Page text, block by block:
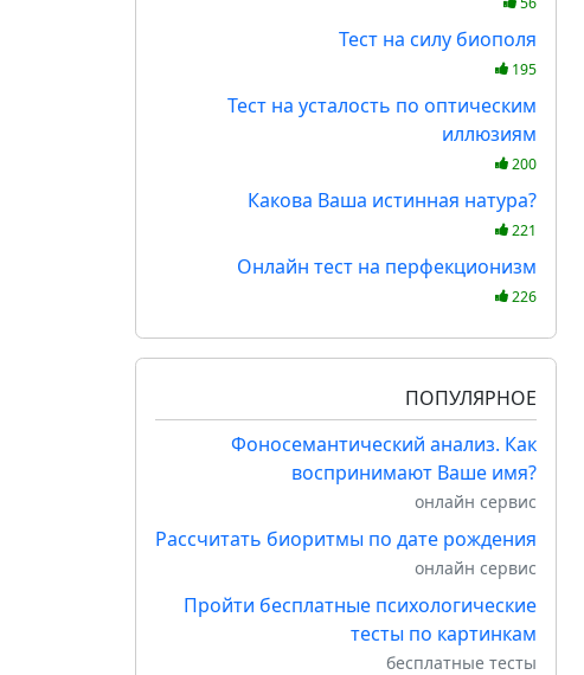
Тест на силу биополя
195
Тест на усталость по оптическим
иллюзиям
200
Какова Ваша истинная натура?
221
Онлайн тест на перфекционизм
226
ПОПУЛЯРНОЕ
Фоносемантический анализ. Как
воспринимают Ваше имя?
онлайн сервис
Рассчитать биоритмы по дате рождения
онлайн сервис
Пройти бесплатные психологические
тесты по картинкам
бесплатные тесты